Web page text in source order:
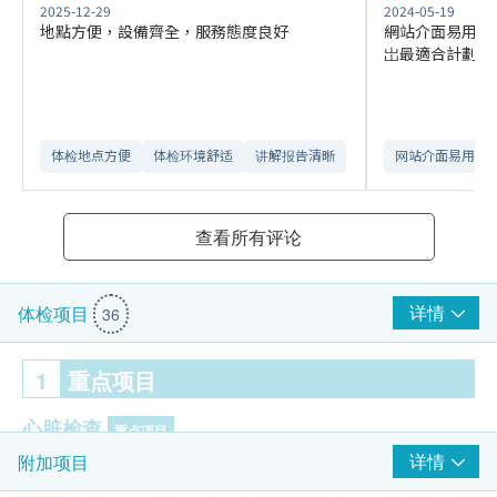
2025-12-29
地點方便，設備齊全，服務態度良好
体检地点方便 体检环境舒适​ 讲解报告清晰​
2024-05-19
網站介面易用
岀最適合計劃
网站介面易用
查看所有评论
体检项目 36 详情
1 重点项目
心脏检查 重点项目
运动心电图
附加项目 详情